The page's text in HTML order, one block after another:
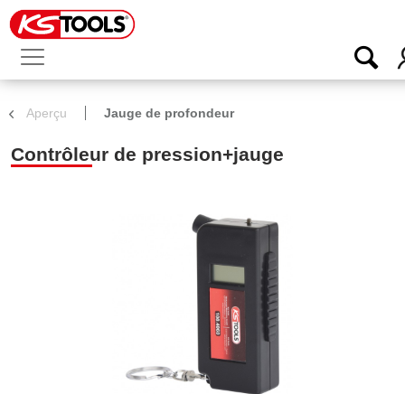
Aperçu Jauge de profondeur
Contrôleur de pression+jauge